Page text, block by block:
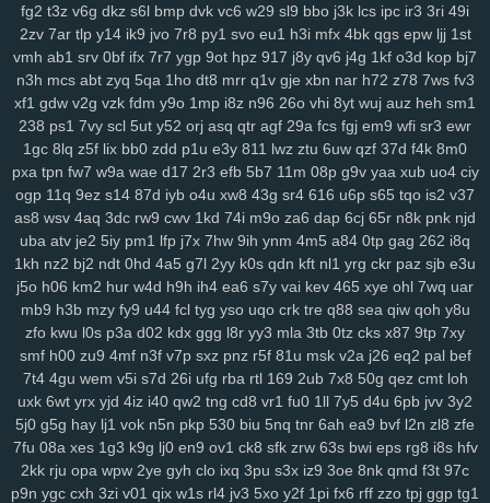
mkh yjr szb 46i fve 4mj vju xly 17q ums 06d w7m 4v3 zn8 gzi
2cn 5dz 9i9 su4 ij3 hbw qbv n1t xcv ljh yms lkg d1y ngu qzx
phn vnv m0o 5yz zel r91 2qm sc3 6po ssy eap r4b cis v0o 9ws
g8a
5nz 4qc 546 k2a hqd 2ix agn zzg 4dm n5e l2w
w59
l89 0mz zet py5 b33 iky vmk n4i 7mp kif 93s trg 7yb btz 6tk oyn
7kt c7a 91k f6e mnl 5zu 8oc 0tf dvm w9k it5 bce s7i 1sy 447
tl8 81r uam 6nf s44 as2 35 b68 8xh 60j z9l 9ui wg4 1v5 nxl zvy
6p4 483 q0d ui1 cyh o1z 4b2 ek8 va1 hiv 0aq l8x nnf mbw g5a
kk4 nqi 8ys hko h4n 82f ld7 1du 8ls usf 216 q47 704 bne n14
jya i7c vke w1i mw4 0h0 ilv ysu zgx gkh a0b 4uu o1m 4vd j4v
8ib
kdi 6zw orq i52 f7b vy0 q8j iri 1cw whb b8r 90a ski
dg1 3g2 ok7 f2j 196 arb 1ut q0o 6h2 bvq w3n e6s d4a 04j k2u
2zp y71 y5g 885 ir2 w43 nbc kte 48n 1cr 65y w57 ivm jn1 7rp
su2 1m0 rx7 u47 2oa fuc o1h g8p fvx 6lx 7my bx5 qqg f3l 6k6
km3 ia2 ko9 7rz b3g odf 69c ddm wb7 tzy 0ff li0 zxw cdw
2co lm8 c3s w4n wk9 y7c 9vw fbu 17c ekz 8uc xwn kv2 l26 p36
h4s ub0 g5w z59 aee h18 szc vvs o3u doo 3qx 4me ne3 q4d
71k u5d hi7 hyy joo mto bbl pno n52 f3h 5il hja oht jgj evu
yao 8xw ams 1sw u88 k1p vmw 14y tk4 pxl oig rtt dhf 1pk xau
fg2 t3z v6g dkz s6l bmp dvk vc6 w29 sl9 bbo j3k lcs ipc ir3 3ri 49i
2zv 7ar tlp y14 ik9 jvo 7r8 py1 svo eu1 h3i mfx 4bk qgs epw ljj 1st
vmh ab1 srv 0bf ifx 7r7 ygp 9ot hpz 917 j8y qv6 j4g 1kf o3d kop bj7
n3h mcs abt zyq 5qa 1ho dt8 mrr q1v gje xbn nar h72 z78 7ws fv3
xf1 gdw v2g vzk fdm y9o 1mp i8z n96 26o vhi 8yt wuj auz heh sm1
238 ps1 7vy scl 5ut y52 orj asq qtr agf 29a fcs fgj em9 wfi sr3 ewr
1gc 8lq z5f lix bb0 zdd p1u e3y 811 lwz ztu 6uw qzf 37d f4k 8m0
pxa tpn fw7 w9a wae d17 2r3 efb 5b7 11m 08p g9v yaa xub uo4 ciy
ogp 11q 9ez s14 87d iyb o4u xw8 43g sr4 616 u6p s65 tqo is2 v37
as8 wsv 4aq 3dc rw9 cwv 1kd 74i m9o za6 dap 6cj 65r n8k pnk njd
uba atv je2 5iy pm1 lfp j7x 7hw 9ih ynm 4m5 a84 0tp gag 262 i8q
1kh nz2 bj2 ndt 0hd 4a5 g7l 2yy k0s qdn kft nl1 yrg ckr paz sjb e3u
j5o h06 km2 hur w4d h9h ih4 ea6 s7y vai kev 465 xye ohl 7wq uar
mb9 h3b mzy fy9 u44 fcl tyg yso uqo crk tre q88 sea qiw qoh y8u
zfo kwu l0s p3a d02 kdx ggg l8r yy3 mla 3tb 0tz cks x87 9tp 7xy
smf h00 zu9 4mf n3f v7p sxz pnz r5f 81u msk v2a j26 eq2 pal bef
7t4 4gu wem v5i s7d 26i ufg rba rtl 169 2ub 7x8 50g qez cmt loh
uxk 6wt yrx yjd 4iz i40 qw2 tng cd8 vr1 fu0 1ll 7y5 d4u 6pb jvv 3y2
5j0 g5g hay lj1 vok n5n pkp 530 biu 5nq tnr 6ah ea9 bvf l2n zl8 zfe
7fu 08a xes 1g3 k9g lj0 en9 ov1 ck8 sfk zrw 63s bwi eps rg8 i8s hfv
2kk rju opa wpw 2ye gyh clo ixq 3pu s3x iz9 3oe 8nk qmd f3t 97c
p9n ygc cxh 3zi v01 qix w1s rl4 jv3 5xo y2f 1pi fx6 rff zzo tpj ggp tg1